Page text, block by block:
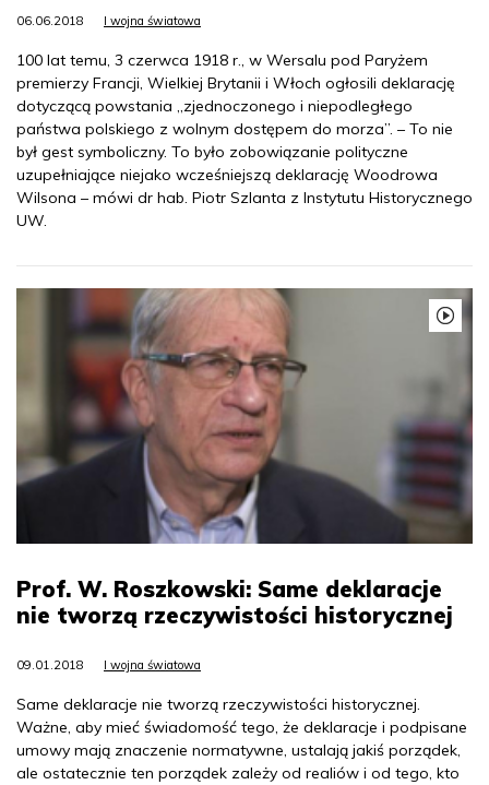
06.06.2018 I wojna światowa
100 lat temu, 3 czerwca 1918 r., w Wersalu pod Paryżem
premierzy Francji, Wielkiej Brytanii i Włoch ogłosili deklarację
dotyczącą powstania „zjednoczonego i niepodległego
państwa polskiego z wolnym dostępem do morza”. – To nie
był gest symboliczny. To było zobowiązanie polityczne
uzupełniające niejako wcześniejszą deklarację Woodrowa
Wilsona – mówi dr hab. Piotr Szlanta z Instytutu Historycznego
UW.
Prof. W. Roszkowski: Same deklaracje
nie tworzą rzeczywistości historycznej
09.01.2018 I wojna światowa
Same deklaracje nie tworzą rzeczywistości historycznej.
Ważne, aby mieć świadomość tego, że deklaracje i podpisane
umowy mają znaczenie normatywne, ustalają jakiś porządek,
ale ostatecznie ten porządek zależy od realiów i od tego, kto